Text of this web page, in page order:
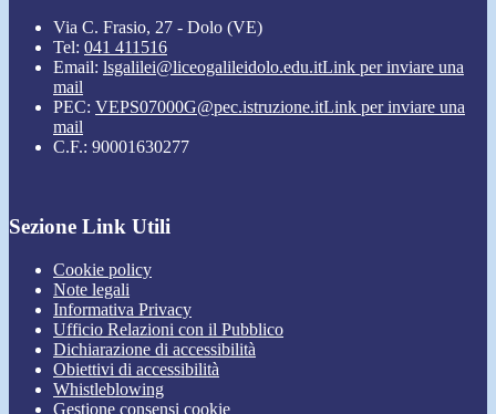
Via C. Frasio, 27 - Dolo (VE)
Tel: 041 411516
Email: lsgalilei@liceogalileidolo.edu.itLink per inviare una
mail
PEC: VEPS07000G@pec.istruzione.itLink per inviare una
mail
C.F.: 90001630277
Sezione Link Utili
Cookie policy
Note legali
Informativa Privacy
Ufficio Relazioni con il Pubblico
Dichiarazione di accessibilità
Obiettivi di accessibilità
Whistleblowing
Gestione consensi cookie